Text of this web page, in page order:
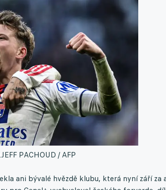
JEFF PACHOUD / AFP
ani bývalé hvězdě klubu, která nyní září za